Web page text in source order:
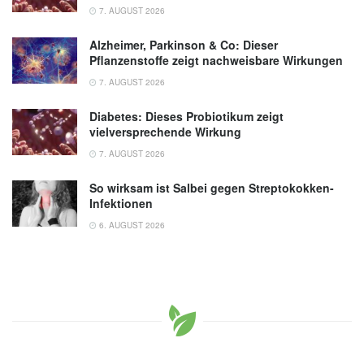
Gesund trinken, (Abruf: 27.06.2020)
7. AUGUST 2026
Alzheimer, Parkinson & Co: Dieser
Pflanzenstoffe zeigt nachweisbare Wirkungen
7. AUGUST 2026
Diabetes: Dieses Probiotikum zeigt
vielversprechende Wirkung
7. AUGUST 2026
So wirksam ist Salbei gegen Streptokokken-
Infektionen
6. AUGUST 2026